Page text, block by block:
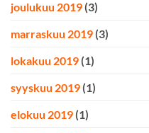
joulukuu 2019 (3)
marraskuu 2019 (3)
lokakuu 2019 (1)
syyskuu 2019 (1)
elokuu 2019 (1)